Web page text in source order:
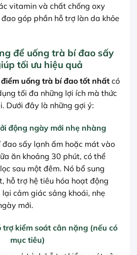
vitamin và chất chống oxy
góp phần hỗ trợ làn da khỏe
để uống trà bí đao sấy
tối ưu hiệu quả
uống trà bí đao tốt nhất có
tối đa những lợi ích mà thức
Dưới đây là những gợi ý:
động ngày mới nhẹ nhàng
sấy lạnh ấm hoặc mát vào
ăn khoảng 30 phút, có thể
sau một đêm. Nó bổ sung
hỗ trợ hệ tiêu hóa hoạt động
cảm giác sảng khoái, nhẹ
mới.
trợ kiểm soát cân nặng (nếu có
mục tiêu)